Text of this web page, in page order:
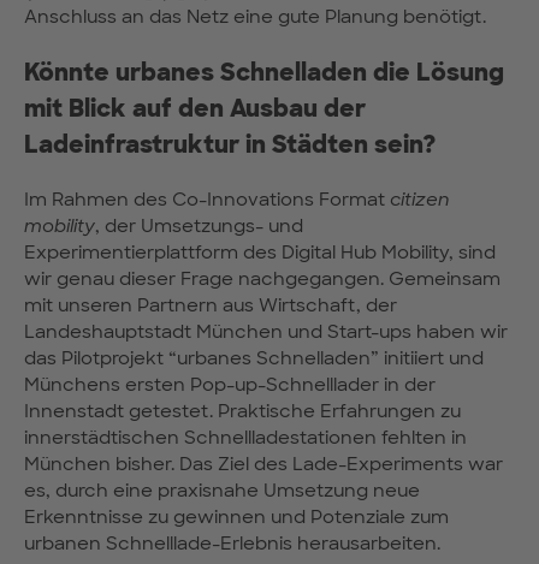
Anschluss an das Netz eine gute Planung benötigt.
Könnte urbanes Schnelladen die Lösung
mit Blick auf den Ausbau der
Ladeinfrastruktur in Städten sein?
Im Rahmen des Co-Innovations Format citizen
mobility, der Umsetzungs- und
Experimentierplattform des Digital Hub Mobility, sind
wir genau dieser Frage nachgegangen. Gemeinsam
mit unseren Partnern aus Wirtschaft, der
Landeshauptstadt München und Start-ups haben wir
das Pilotprojekt “urbanes Schnelladen” initiiert und
Münchens ersten Pop-up-Schnelllader in der
Innenstadt getestet. Praktische Erfahrungen zu
innerstädtischen Schnellladestationen fehlten in
München bisher. Das Ziel des Lade-Experiments war
es, durch eine praxisnahe Umsetzung neue
Erkenntnisse zu gewinnen und Potenziale zum
urbanen Schnelllade-Erlebnis herausarbeiten.